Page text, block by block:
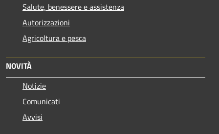
Salute, benessere e assistenza
Autorizzazioni
Agricoltura e pesca
NOVITÀ
Notizie
Comunicati
Avvisi